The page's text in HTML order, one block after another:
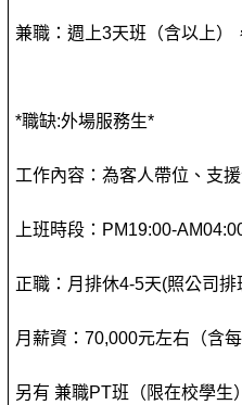
兼職：週上3天班（含以上）
*職缺:外場服務生*
工作內容：為客人帶位、支
上班時段：PM19:00-
正職：月排休4-5天(照公司排
月薪資：70,000元左右（含
另有 兼職PT班（限在校學生）